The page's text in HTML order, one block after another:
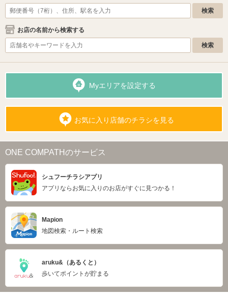
お店の名前から検索する
Myエリアを設定する
お気に入り店舗のチラシを見る
ONE COMPATHのサービス
シュフーチラシアプリ
アプリならお気に入りのお店がすぐに見つかる！
Mapion
地図検索・ルート検索
aruku&（あるくと）
歩いてポイントが貯まる